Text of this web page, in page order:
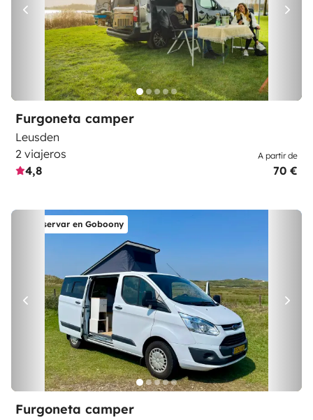
Furgoneta camper
Leusden
2 viajeros
4,8
A partir de
70 €
Reservar en Goboony
Furgoneta camper